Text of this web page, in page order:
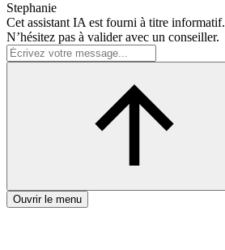
Stephanie
Cet assistant IA est fourni à titre informatif.
N’hésitez pas à valider avec un conseiller.
Ouvrir le menu